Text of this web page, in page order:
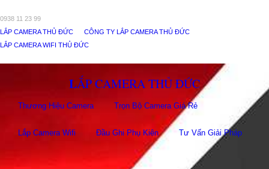
0938 11 23 99
LẮP CAMERA THỦ ĐỨC
CÔNG TY LẮP CAMERA THỦ ĐỨC
LẮP CAMERA WIFI THỦ ĐỨC
LẮP CAMERA THỦ ĐỨC
Thương Hiệu Camera Trọn Bộ Camera Giá Rẻ
Lắp Camera Wifi Đầu Ghi Phụ Kiên Tư Vấn Giải Pháp